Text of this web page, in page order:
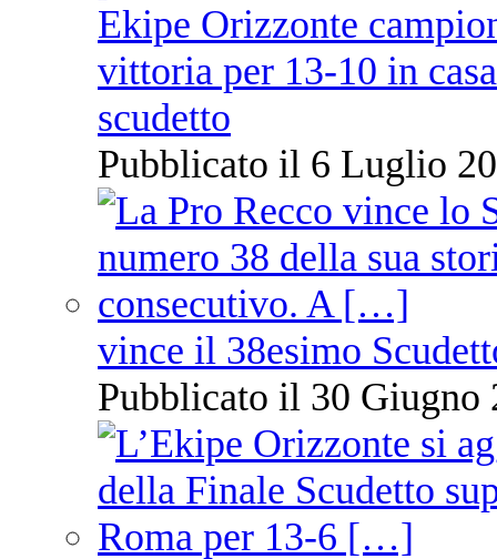
Ekipe Orizzonte
vittoria per 13-10 in
scudetto
Pubblicato il 6 Luglio
vince il 38esimo
Pubblicato il 30 Giugno